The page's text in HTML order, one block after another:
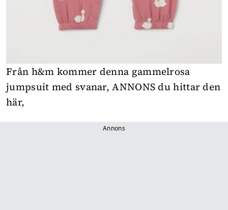
Från h&m kommer denna gammelrosa
jumpsuit med svanar,ANNONS du hittar den
här,
Annons